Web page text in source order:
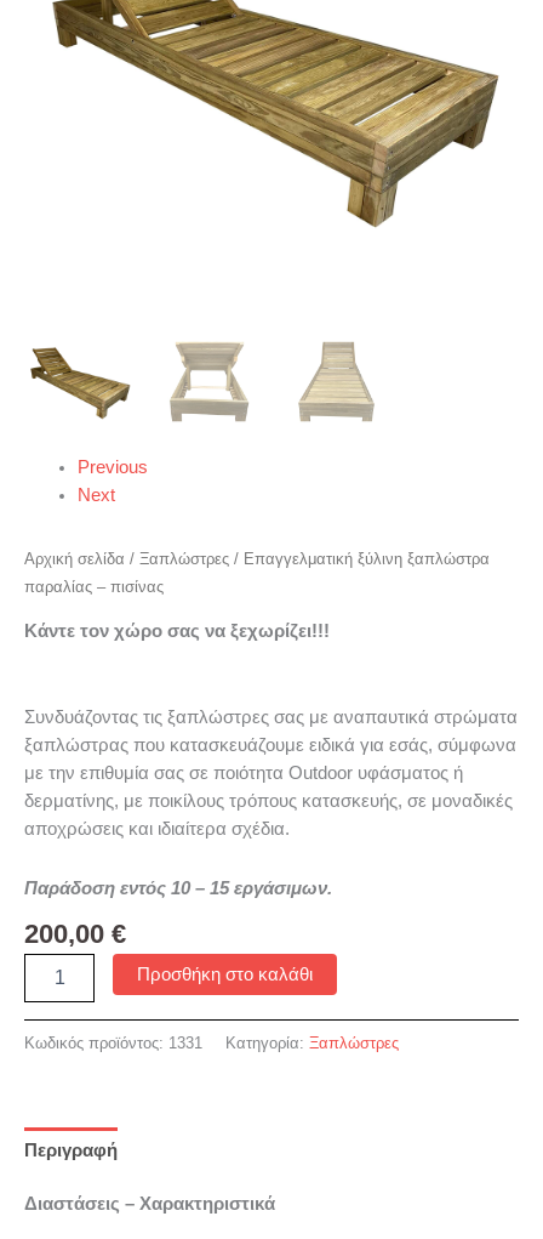
Previous
Next
Αρχική σελίδα / Ξαπλώστρες / Επαγγελματική ξύλινη ξαπλώστρα
παραλίας – πισίνας
Κάντε τον χώρο σας να ξεχωρίζει!!!
Συνδυάζοντας τις ξαπλώστρες σας με αναπαυτικά στρώματα
ξαπλώστρας που κατασκευάζουμε ειδικά για εσάς, σύμφωνα
με την επιθυμία σας σε ποιότητα Outdoor υφάσματος ή
δερματίνης, με ποικίλους τρόπους κατασκευής, σε μοναδικές
αποχρώσεις και ιδιαίτερα σχέδια.
Παράδοση εντός 10 – 15 εργάσιμων.
200,00 €
Προσθήκη στο καλάθι
Κωδικός προϊόντος: 1331 Κατηγορία: Ξαπλώστρες
Περιγραφή
Διαστάσεις – Χαρακτηριστικά